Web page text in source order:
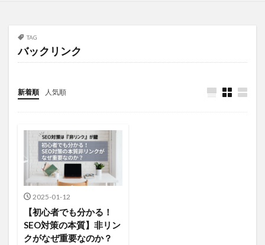
TAG
バックリンク
新着順 人気順
2025-01-12
【初心者でも分かる！
SEO対策の本質】非リン
クがなぜ重要なのか？